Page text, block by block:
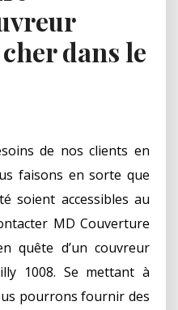
dans le
de nos clients en
faisons en sorte que
soient accessibles au
MD Couverture
quête d’un couvreur
1008. Se mettant à
pourrons fournir des